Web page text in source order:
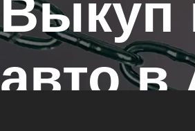
Выкуп
авто в